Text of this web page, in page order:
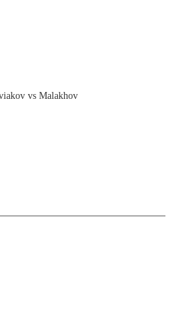
vs Malakhov